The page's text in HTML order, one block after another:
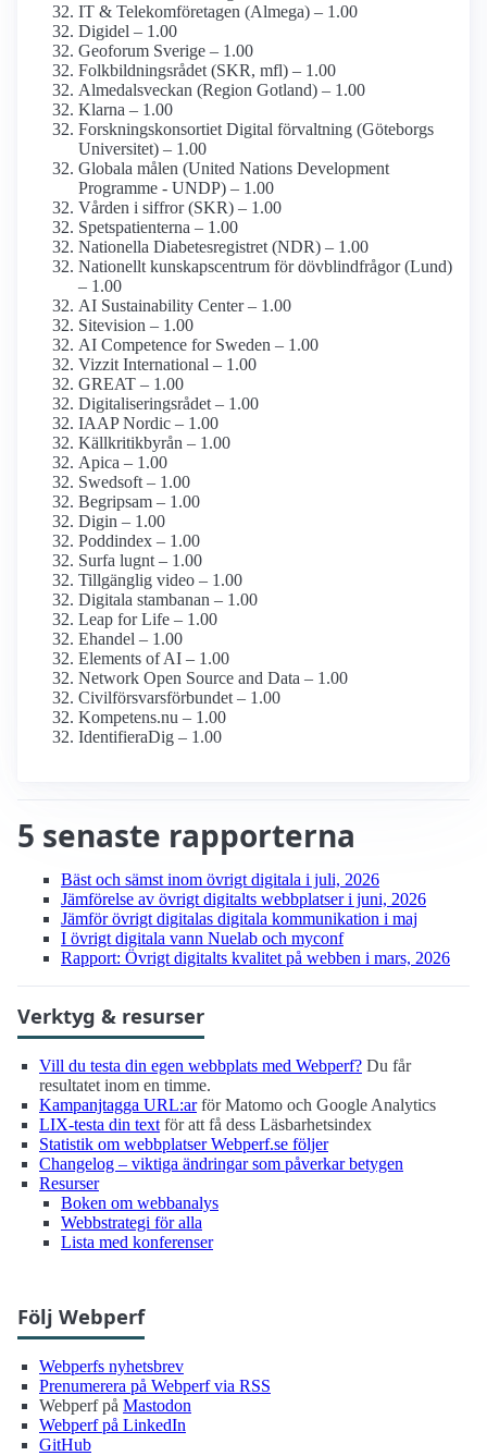
IT & Telekom­företagen (Almega) – 1.00
Digidel – 1.00
Geoforum Sverige – 1.00
Folkbildnings­rådet (SKR, mfl) – 1.00
Almedalsveckan (Region Gotland) – 1.00
Klarna – 1.00
Forsknings­konsortiet Digital förvaltning (Göteborgs
Universitet) – 1.00
Globala målen (United Nations Development
Programme - UNDP) – 1.00
Vården i siffror (SKR) – 1.00
Spetspatienterna – 1.00
Nationella Diabetes­registret (NDR) – 1.00
Nationellt kunskapsc­entrum för dövblind­frågor (Lund)
– 1.00
AI Sustainability Center – 1.00
Sitevision – 1.00
AI Competence for Sweden – 1.00
Vizzit International – 1.00
GREAT – 1.00
Digitaliseringsrådet – 1.00
IAAP Nordic – 1.00
Källkritikbyrån – 1.00
Apica – 1.00
Swedsoft – 1.00
Begripsam – 1.00
Digin – 1.00
Poddindex – 1.00
Surfa lugnt – 1.00
Tillgänglig video – 1.00
Digitala stambanan – 1.00
Leap for Life – 1.00
Ehandel – 1.00
Elements of AI – 1.00
Network Open Source and Data – 1.00
Civilförsvars­förbundet – 1.00
Kompetens.nu – 1.00
Identifiera­Dig – 1.00
5 senaste rapporterna
Bäst och sämst inom övrigt digitala i juli, 2026
Jämförelse av övrigt digitalts webbplatser i juni, 2026
Jämför övrigt digitalas digitala kommunikation i maj
I övrigt digitala vann Nuelab och myconf
Rapport: Övrigt digitalts kvalitet på webben i mars, 2026
Verktyg & resurser
Vill du testa din egen webbplats med Webperf? Du får
resultatet inom en timme.
Kampanjtagga URL:arför Matomo och Google Analytics
LIX-testa din text för att få dess Läsbarhetsindex
Statistik om webbplatser Webperf.se följer
Changelog – viktiga ändringar som påverkar betygen
Resurser
Boken om webbanalys
Webbstrategi för alla
Lista med konferenser
Följ Webperf
Webperfs nyhetsbrev
Prenumerera på Webperf via RSS
Webperf på Mastodon
Webperf på LinkedIn
GitHub